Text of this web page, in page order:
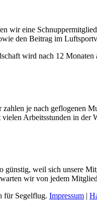
wir eine
den Beitrag im
wird nach 12
je nach geflogenen
Arbeitsstunden in der
günstig, weil sich unsere
wir von jedem
für Segelflug. Impressum |